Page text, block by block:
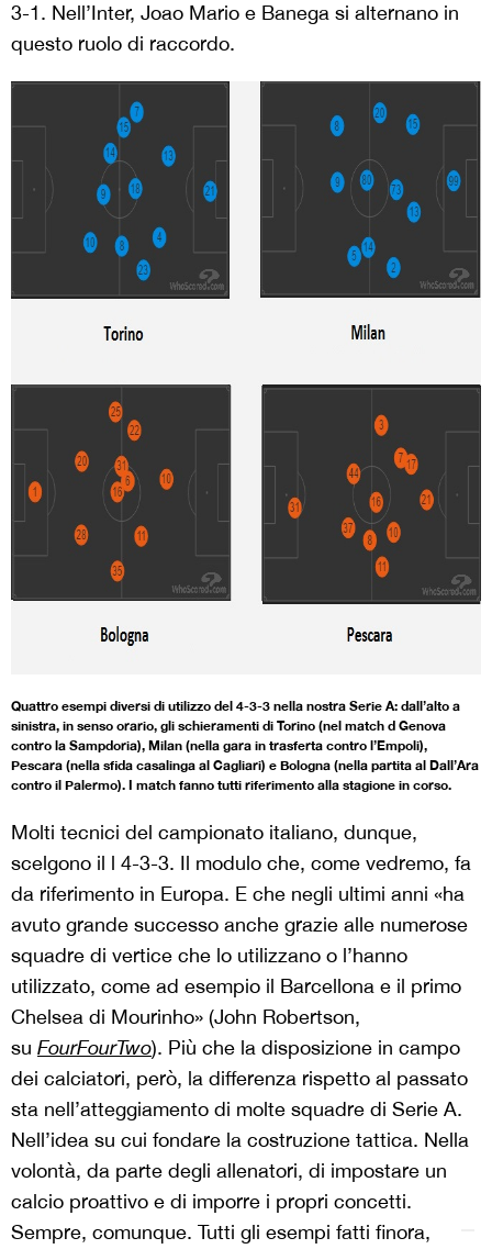
3-1. Nell’Inter, Joao Mario e Banega si alternano in
questo ruolo di raccordo.
Quattro esempi diversi di utilizzo del 4-3-3 nella nostra Serie A: dall’alto a
sinistra, in senso orario, gli schieramenti di Torino (nel match d Genova
contro la Sampdoria), Milan (nella gara in trasferta contro l’Empoli),
Pescara (nella sfida casalinga al Cagliari) e Bologna (nella partita al Dall’Ara
contro il Palermo). I match fanno tutti riferimento alla stagione in corso.
Molti tecnici del campionato italiano, dunque,
scelgono il l 4-3-3. Il modulo che, come vedremo, fa
da riferimento in Europa. E che negli ultimi anni «ha
avuto grande successo anche grazie alle numerose
squadre di vertice che lo utilizzano o l’hanno
utilizzato, come ad esempio il Barcellona e il primo
Chelsea di Mourinho» (John Robertson,
su FourFourTwo). Più che la disposizione in campo
dei calciatori, però, la differenza rispetto al passato
sta nell’atteggiamento di molte squadre di Serie A.
Nell’idea su cui fondare la costruzione tattica. Nella
volontà, da parte degli allenatori, di impostare un
calcio proattivo e di imporre i propri concetti.
Sempre, comunque. Tutti gli esempi fatti finora,